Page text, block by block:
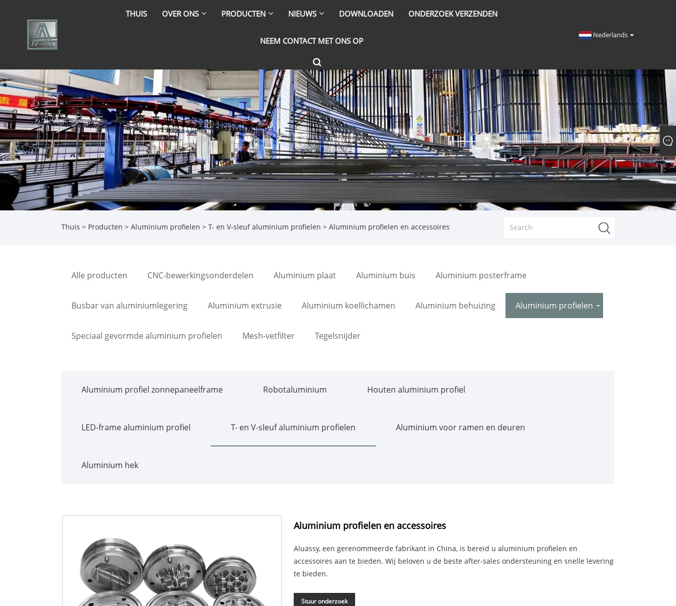
THUIS OVER ONS PRODUCTEN NIEUWS DOWNLOADEN ONDERZOEK VERZENDEN
NEEM CONTACT MET ONS OP
Nederlands
Thuis > Producten > Aluminium profielen > T- en V-sleuf aluminium profielen > Aluminium profielen en accessoires
Alle producten CNC-bewerkingsonderdelen Aluminium plaat Aluminium buis Aluminium posterframe
Busbar van aluminiumlegering Aluminium extrusie Aluminium koellichamen Aluminium behuizing Aluminium profielen
Speciaal gevormde aluminium profielen Mesh-vetfilter Tegelsnijder
Aluminium profiel zonnepaneelframe Robotaluminium Houten aluminium profiel
LED-frame aluminium profiel T- en V-sleuf aluminium profielen Aluminium voor ramen en deuren
Aluminium hek
Aluminium profielen en accessoires
Aluassy, ​​een gerenommeerde fabrikant in China, is bereid u aluminium profielen en
accessoires aan te bieden. Wij beloven u de beste after-sales ondersteuning en snelle levering
te bieden.
Stuur onderzoek